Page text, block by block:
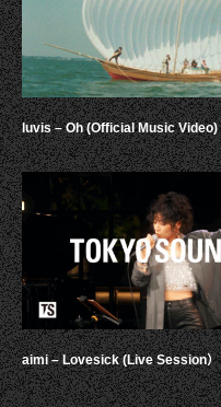
luvis – Oh (Official Music Video)
aimi – Lovesick (Live Session）